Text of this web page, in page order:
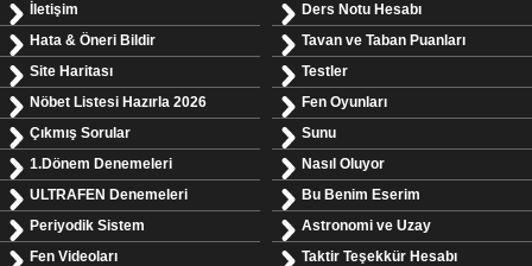
İletişim
Hata & Öneri Bildir
Site Haritası
Nöbet Listesi Hazırla 2026
Çıkmış Sorular
1.Dönem Denemeleri
ULTRAFEN Denemeleri
Periyodik Sistem
Fen Videoları
Ders Notu Hesabı
Tavan ve Taban Puanları
Testler
Fen Oyunları
Sunu
Nasıl Oluyor
Bu Benim Eserim
Astronomi ve Uzay
Taktir Teşekkür Hesabı